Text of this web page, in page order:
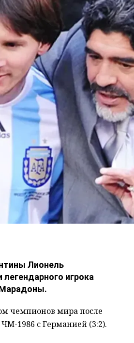
Лионель
игрока
Марадоны.
чемпионов мира после
1986 с Германией (3:2).